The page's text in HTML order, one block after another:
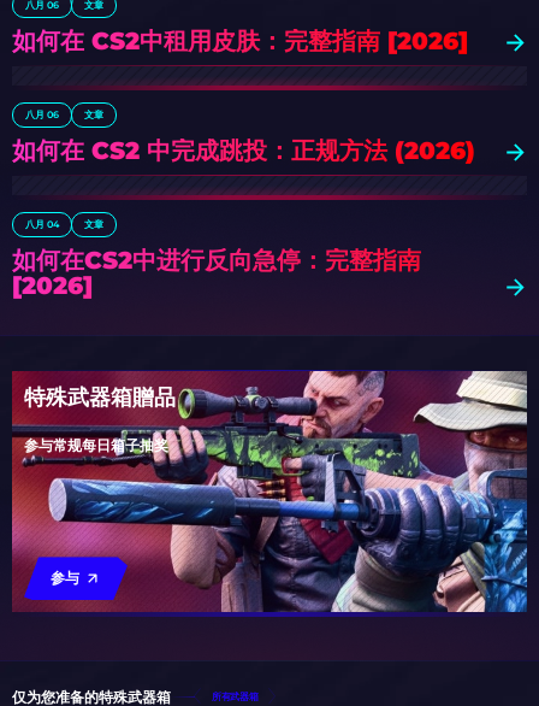
八月 06 文章
如何在 CS2中租用皮肤：完整指南 [2026]
八月 06 文章
如何在 CS2 中完成跳投：正规方法 (2026)
八月 04 文章
如何在CS2中进行反向急停：完整指南
[2026]
特殊武器箱贈品
参与常规每日箱子抽奖
参与
仅为您准备的特殊武器箱 所有武器箱